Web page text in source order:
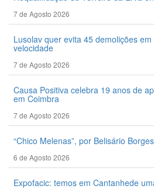
7 de Agosto 2026
Lusolav quer evita 45 demolições
velocidade
7 de Agosto 2026
Causa Positiva celebra 19 anos de
em Coimbra
7 de Agosto 2026
“Chico Melenas”, por Belisário
6 de Agosto 2026
Expofacic: temos em Cantanhede